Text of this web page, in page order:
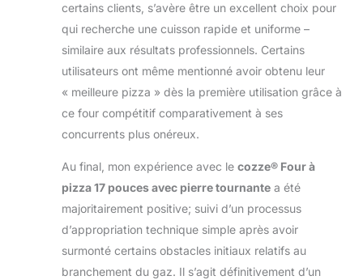
certains clients, s’avère être un excellent choix pour
qui recherche une cuisson rapide et uniforme –
similaire aux résultats professionnels. Certains
utilisateurs ont même mentionné avoir obtenu leur
« meilleure pizza » dès la première utilisation grâce à
ce four compétitif comparativement à ses
concurrents plus onéreux.
Au final, mon expérience avec le cozze® Four à
pizza 17 pouces avec pierre tournante a été
majoritairement positive; suivi d’un processus
d’appropriation technique simple après avoir
surmonté certains obstacles initiaux relatifs au
branchement du gaz. Il s’agit définitivement d’un